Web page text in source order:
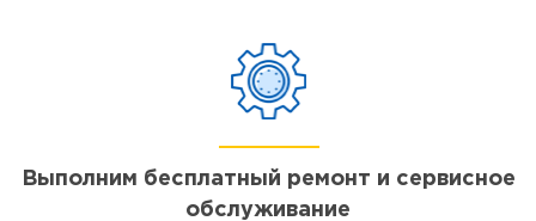
Выполним бесплатный ремонт и сервисное
обслуживание